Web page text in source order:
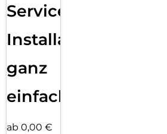
Services
Installation
ganz
einfach
ab 0,00 €